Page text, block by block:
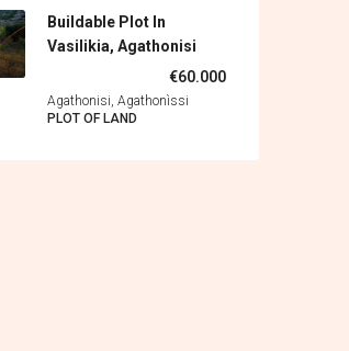
Buildable Plot In
Vasilikia, Agathonisi
€60.000
Agathonisi, Agathonìssi
PLOT OF LAND